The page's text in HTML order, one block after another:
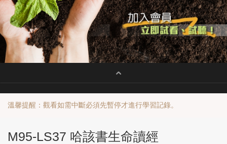
溫馨提醒：觀看如需中斷必須先暫停才進行學習記錄。
M95-LS37 哈該書生命讀經